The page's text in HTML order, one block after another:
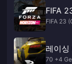
FIFA
FIFA 23
레이
70 +4